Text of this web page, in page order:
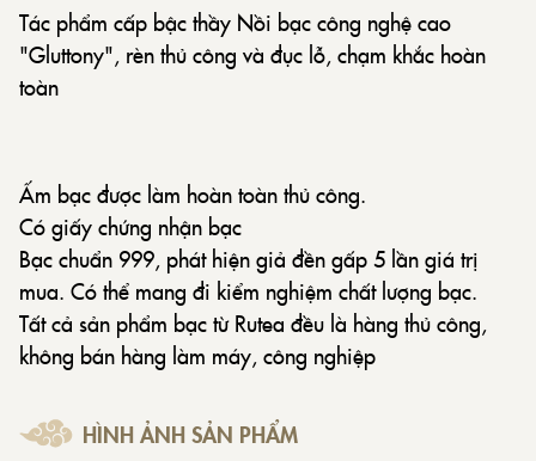
Tác phẩm cấp bậc thầy Nồi bạc công nghệ cao
"Gluttony", rèn thủ công và đục lỗ, chạm khắc hoàn
toàn
Ấm bạc được làm hoàn toàn thủ công.
Có giấy chứng nhận bạc
Bạc chuẩn 999, phát hiện giả đền gấp 5 lần giá trị
mua. Có thể mang đi kiểm nghiệm chất lượng bạc.
Tất cả sản phẩm bạc từ Rutea đều là hàng thủ công,
không bán hàng làm máy, công nghiệp
HÌNH ẢNH SẢN PHẨM